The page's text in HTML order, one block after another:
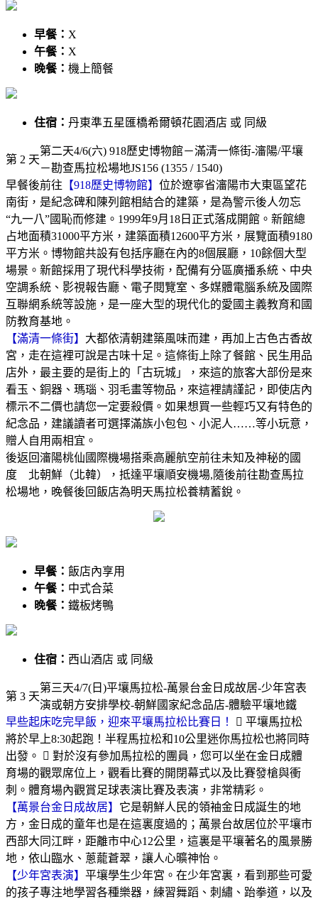
早餐： X
午餐： X
晚餐： 機上簡餐
住宿： 丹東準五星匯橋希爾頓花園酒店 或 同級
第 2 天
第二天4/6(六) 918歷史博物館－滿清一條街-瀋陽/平壤
－勘查馬拉松場地JS156 (1355 / 1540)
早餐後前往 【918歷史博物館】 位於遼寧省瀋陽市大東區望花
南街，是紀念碑和陳列館相結合的建築，是為警示後人勿忘
“九一八”國恥而修建。1999年9月18日正式落成開館。新館總
占地面積31000平方米，建築面積12600平方米，展覽面積9180
平方米。博物館共設有包括序廳在內的8個展廳，10餘個大型
場景。新館採用了現代科學技術，配備有分區廣播系統、中央
空調系統、影視報告廳、電子閱覽室、多媒體電腦系統及國際
互聯網系統等設施，是一座大型的現代化的愛國主義教育和國
防教育基地。
【滿清一條街】 大都依清朝建築風味而建，再加上古色古香故
宮，走在這裡可說是古味十足。這條街上除了餐館、民生用品
店外，最主要的是街上的「古玩城」，來這的旅客大部份是來
看玉、銅器、瑪瑙、羽毛畫等物品，來這裡請謹記，即使店內
標示不二價也請您一定要殺價。如果想買一些輕巧又有特色的
紀念品，建議讀者可選擇滿族小包包、小泥人……等小玩意，
贈人自用兩相宜。
後返回瀋陽桃仙國際機場搭乘高麗航空前往未知及神秘的國
度 北朝鮮（北韓），抵達平壤順安機場,隨後前往勘查馬拉
松場地，晚餐後回飯店為明天馬拉松養精蓄銳。
早餐： 飯店內享用
午餐： 中式合菜
晚餐： 鐵板烤鴨
住宿： 西山酒店 或 同級
第 3 天
第三天4/7(日)平壤馬拉松-萬景台金日成故居-少年宮表
演或朝方安排學校-朝鮮國家紀念品店-體驗平壤地鐵
早些起床吃完早飯，迎來平壤馬拉松比賽日！
 平壤馬拉松
將於早上8:30起跑！半程馬拉松和10公里迷你馬拉松也將同時
出發。  對於沒有參加馬拉松的團員，您可以坐在金日成體
育場的觀眾席位上，觀看比賽的開閉幕式以及比賽發槍與衝
刺。體育場內觀賞足球表演比賽及表演，非常精彩。
【萬景台金日成故居】 它是朝鮮人民的領袖金日成誕生的地
方，金日成的童年也是在這裏度過的；萬景台故居位於平壤市
西部大同江畔，距離市中心12公里，這裏是平壤著名的風景勝
地，依山臨水、蔥蘢蒼翠，讓人心曠神怡。
【少年宮表演】 平壤學生少年宮。在少年宮裏，看到那些可愛
的孩子專注地學習各種樂器，練習舞蹈、刺繡、跆拳道，以及